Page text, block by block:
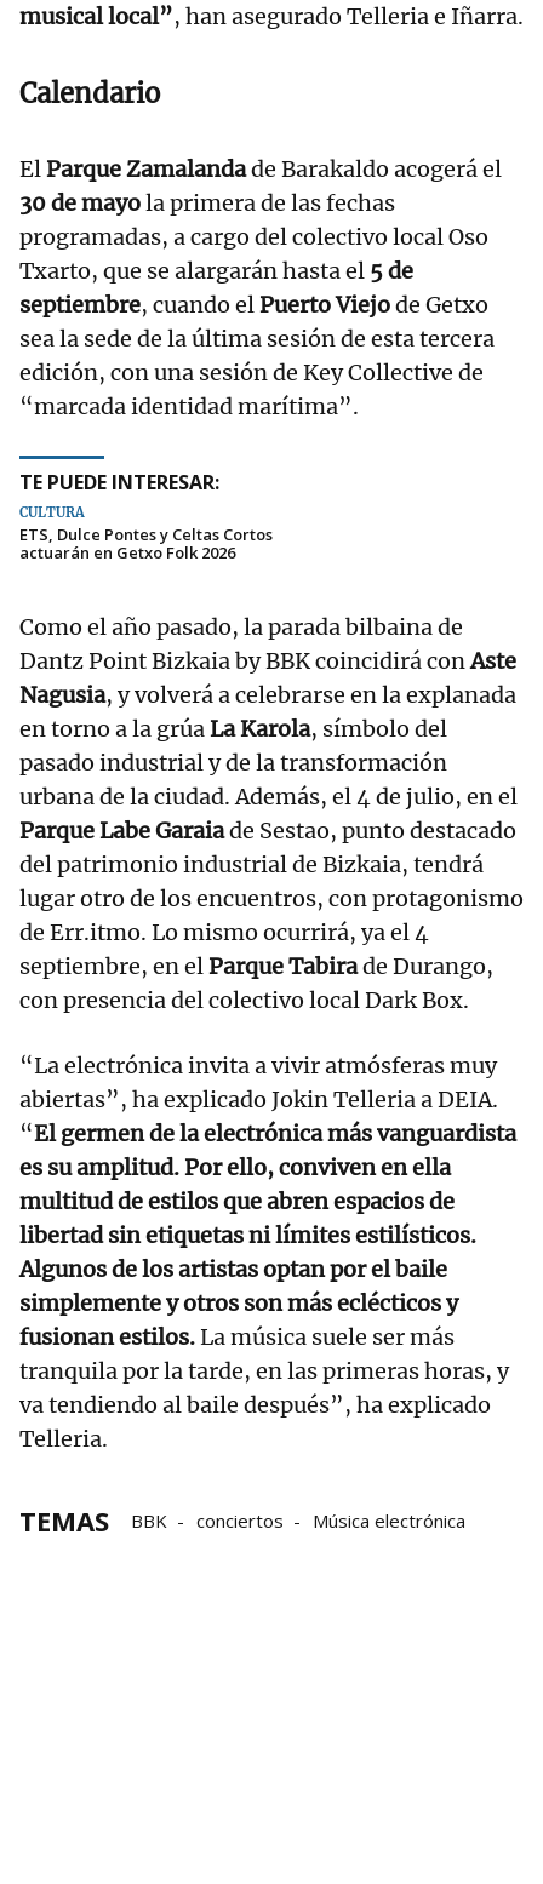
musical local”, han asegurado Telleria e Iñarra.
Calendario
ElParque Zamalandade Barakaldo acogerá el
30 de mayola primera de las fechas
programadas, a cargo del colectivo local Oso
Txarto, que se alargarán hasta el 5 de
septiembre, cuando elPuerto Viejode Getxo
sea la sede de la última sesión de esta tercera
edición, con una sesión de Key Collective de
“marcada identidad marítima”.
TE PUEDE INTERESAR:
CULTURA
ETS, Dulce Pontes y Celtas Cortos
actuarán en Getxo Folk 2026
Como el año pasado, la parada bilbaina de
Dantz Point Bizkaia by BBK coincidirá conAste
Nagusia, y volverá a celebrarse en la explanada
en torno a la grúaLa Karola, símbolo del
pasado industrial y de la transformación
urbana de la ciudad. Además, el 4 de julio, en el
Parque Labe Garaiade Sestao, punto destacado
del patrimonio industrial de Bizkaia, tendrá
lugar otro de los encuentros, con protagonismo
de Err.itmo. Lo mismo ocurrirá, ya el 4
septiembre, en elParque Tabirade Durango,
con presencia del colectivo local Dark Box.
“La electrónica invita a vivir atmósferas muy
abiertas”, ha explicado Jokin Telleria a DEIA.
“El germen de la electrónica más vanguardista
es su amplitud. Por ello, conviven en ella
multitud de estilos que abren espacios de
libertad sin etiquetas ni límites estilísticos.
Algunos de los artistas optan por el baile
simplemente y otros son más eclécticos y
fusionan estilos.La música suele ser más
tranquila por la tarde, en las primeras horas, y
va tendiendo al baile después”, ha explicado
Telleria.
TEMAS BBK conciertos Música electrónica